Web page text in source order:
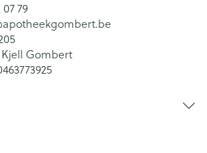
79
apotheekgombert.be
Kjell Gombert